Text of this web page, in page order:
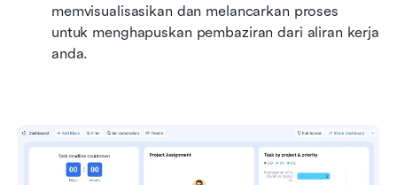
memvisualisasikan dan melancarkan proses
untuk menghapuskan pembaziran dari aliran kerja
anda.